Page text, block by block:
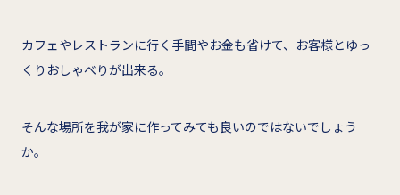
カフェやレストランに行く手間やお金も省けて、お客様とゆっ
くりおしゃべりが出来る。
そんな場所を我が家に作ってみても良いのではないでしょう
か。